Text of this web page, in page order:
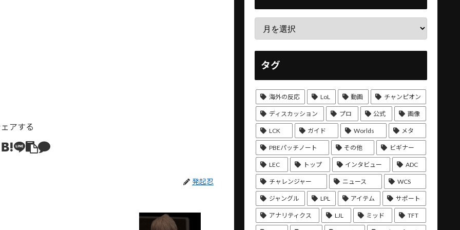
アする
発起忍
タグ
海外の反応 LoL 動画 チャンピオン
ディスカッション プロ 公式 画像
LCK ガイド Worlds メタ
PBEパッチノート その他 ビギナー
LEC トップ インタビュー ADC
チャレンジャー ニュース WCS
ジャングル LPL アイテム サポート
アナリティクス LJL ミッド TFT